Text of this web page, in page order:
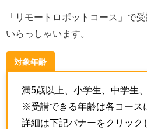
「リモートロボットコース」で
いらっしゃいます。
対象年齢
満5歳以上、小学生、中学生
※受講できる年齢は各コース
詳細は下記バナーをクリック